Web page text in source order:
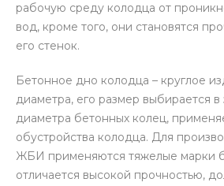
рабочую среду колодца от
вод, кроме того, они становятся
его стенок.
Бетонное дно колодца – круглое
диаметра, его размер выбирается в
диаметра бетонных колец,
обустройства колодца. Для
ЖБИ применяются тяжелые марки
отличается высокой прочностью,